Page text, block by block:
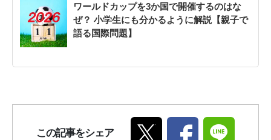
ワールドカップを3か国で開催するのはな
ぜ？ 小学生にも分かるように解説【親子で
語る国際問題】
この記事をシェア